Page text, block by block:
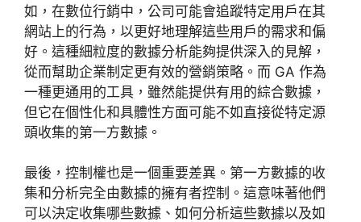
如，在數位行銷中，公司可能會追蹤特定用戶在其
網站上的行為，以更好地理解這些用戶的需求和偏
好。這種細粒度的數據分析能夠提供深入的見解，
從而幫助企業制定更有效的營銷策略。而 GA 作為
一種更通用的工具，雖然能提供有用的綜合數據，
但它在個性化和具體性方面可能不如直接從特定源
頭收集的第一方數據。
最後，控制權也是一個重要差異。第一方數據的收
集和分析完全由數據的擁有者控制。這意味著他們
可以決定收集哪些數據、如何分析這些數據以及如